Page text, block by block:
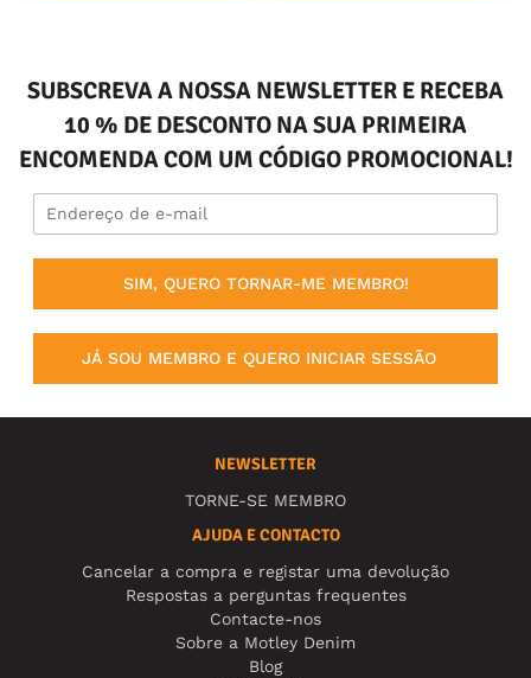
SUBSCREVA A NOSSA NEWSLETTER E RECEBA
10 % DE DESCONTO NA SUA PRIMEIRA
ENCOMENDA COM UM CÓDIGO PROMOCIONAL!
SIM, QUERO TORNAR-ME MEMBRO!
JÁ SOU MEMBRO E QUERO INICIAR SESSÃO
NEWSLETTER
TORNE-SE MEMBRO
AJUDA E CONTACTO
Cancelar a compra e registar uma devolução
Respostas a perguntas frequentes
Contacte-nos
Sobre a Motley Denim
Blog